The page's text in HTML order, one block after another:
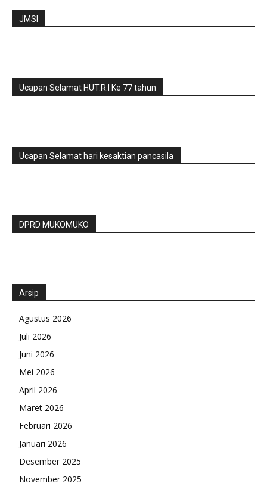
JMSI
Ucapan Selamat HUT.R.I Ke 77 tahun
Ucapan Selamat hari kesaktian pancasila
DPRD MUKOMUKO
Arsip
Agustus 2026
Juli 2026
Juni 2026
Mei 2026
April 2026
Maret 2026
Februari 2026
Januari 2026
Desember 2025
November 2025